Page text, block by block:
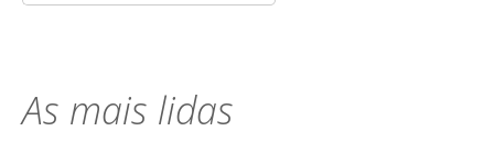
As mais lidas